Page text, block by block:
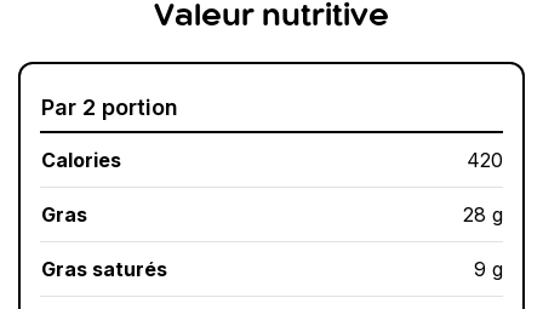
Valeur nutritive
Par 2 portion
Calories 420
Gras 28 g
Gras saturés 9 g